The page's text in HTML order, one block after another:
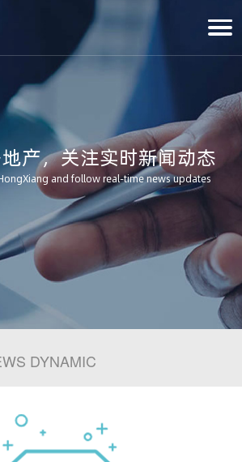
产，关注实时新闻动态
and follow real-time news updates
DYNAMIC